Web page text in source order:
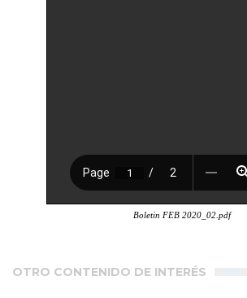
Boletin FEB 2020_02.pdf
OTRO CONTENIDO DE INTERÉS